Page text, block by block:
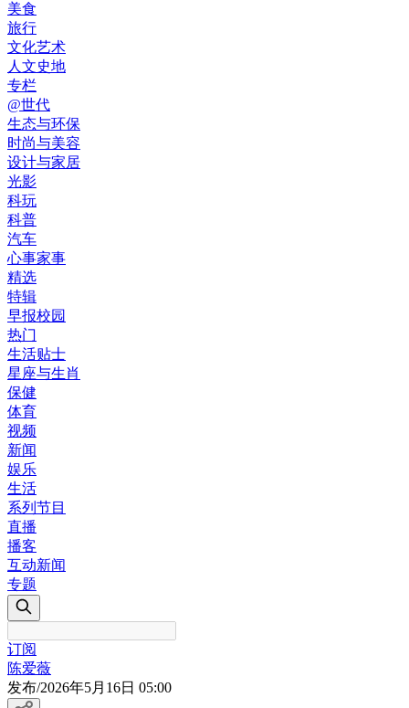
美食
旅行
文化艺术
人文史地
专栏
@世代
生态与环保
时尚与美容
设计与家居
光影
科玩
科普
汽车
心事家事
精选
特辑
早报校园
热门
生活贴士
星座与生肖
保健
体育
视频
新闻
娱乐
生活
系列节目
直播
播客
互动新闻
专题
订阅
陈爱薇
发布/2026年5月16日 05:00